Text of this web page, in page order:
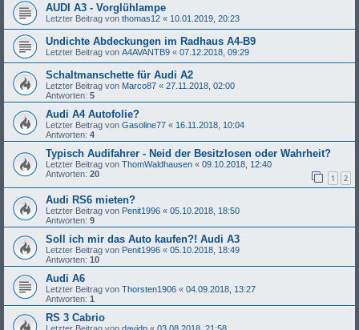
AUDI A3 - Vorglühlampe
Letzter Beitrag von thomas12 « 10.01.2019, 20:23
Undichte Abdeckungen im Radhaus A4-B9
Letzter Beitrag von A4AVANTB9 « 07.12.2018, 09:29
Schaltmanschette für Audi A2
Letzter Beitrag von Marco87 « 27.11.2018, 02:00
Antworten: 5
Audi A4 Autofolie?
Letzter Beitrag von Gasoline77 « 16.11.2018, 10:04
Antworten: 4
Typisch Audifahrer - Neid der Besitzlosen oder Wahrheit?
Letzter Beitrag von ThomWaldhausen « 09.10.2018, 12:40
Antworten: 20 1 2
Audi RS6 mieten?
Letzter Beitrag von Penit1996 « 05.10.2018, 18:50
Antworten: 9
Soll ich mir das Auto kaufen?! Audi A3
Letzter Beitrag von Penit1996 « 05.10.2018, 18:49
Antworten: 10
Audi A6
Letzter Beitrag von Thorsten1906 « 04.09.2018, 13:27
Antworten: 1
RS 3 Cabrio